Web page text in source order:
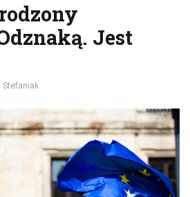
Jest
Stefaniak